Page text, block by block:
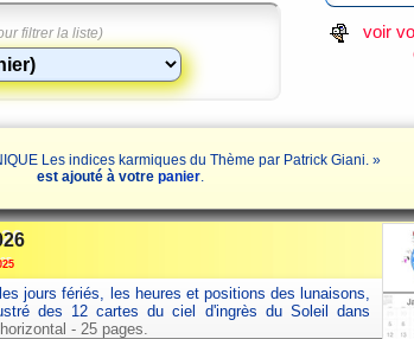
filtrer la liste)
voir
Les indices karmiques du Thème par Patrick Giani. »
est ajouté à votrepanier.
jours fériés, les heures et positions des lunaisons,
des 12 cartes du ciel d'ingrès du Soleil dans
- 25 pages.